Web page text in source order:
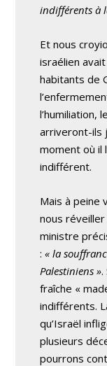
indifférents à
Et nous
israélien
habitants de
l’humiliation,
arriveront-ils
moment où il
indifférent.
Mais à peine
nous
ministre
:« la
Palestiniens ».
fraîche «
indifférents.
qu’Israël
plusieurs
pourrons